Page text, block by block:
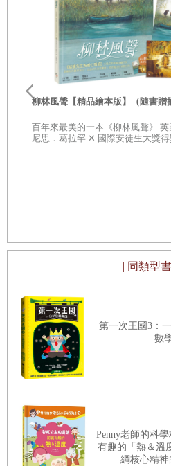
柳林風聲【精品繪本版】（隨書贈
百年來最美的一本《柳林風聲》
尼思．葛拉罕 ✕ 國際安徒生大獎
| 同類型
第一次王國3：
數
Penny老師的科
有趣的「熱＆溫
綱核心精神